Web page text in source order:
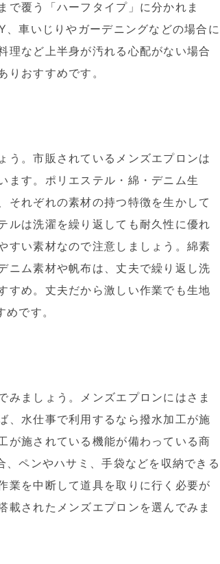
で覆う「ハーフタイプ」に分かれま
車いじりやガーデニングなどの場合に
理など上半身が汚れる心配がない場合
りおすすめです。
う。市販されているメンズエプロンは
ます。ポリエステル・綿・デニム生
それぞれの素材の持つ特徴を生かして
ルは洗濯を繰り返しても耐久性に優れ
すい素材なので注意しましょう。綿素
ニム素材や帆布は、丈夫で繰り返し洗
すめ。丈夫だから激しい作業でも生地
です。
みましょう。メンズエプロンにはさま
、水仕事で利用するなら撥水加工が施
が施されている機能が備わっている商
ペンやハサミ、手袋などを収納できる
業を中断して道具を取りに行く必要が
載されたメンズエプロンを選んでみま